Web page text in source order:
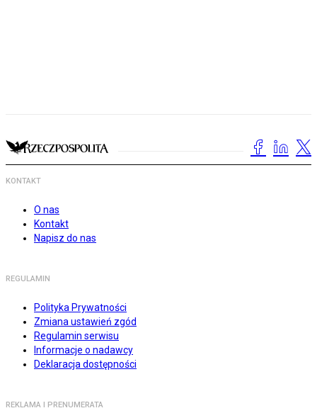
KONTAKT
O nas
Kontakt
Napisz do nas
REGULAMIN
Polityka Prywatności
Zmiana ustawień zgód
Regulamin serwisu
Informacje o nadawcy
Deklaracja dostępności
REKLAMA I PRENUMERATA